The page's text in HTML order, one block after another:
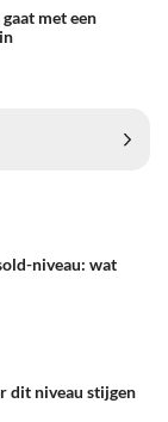
met een
niveau: wat
dit niveau stijgen